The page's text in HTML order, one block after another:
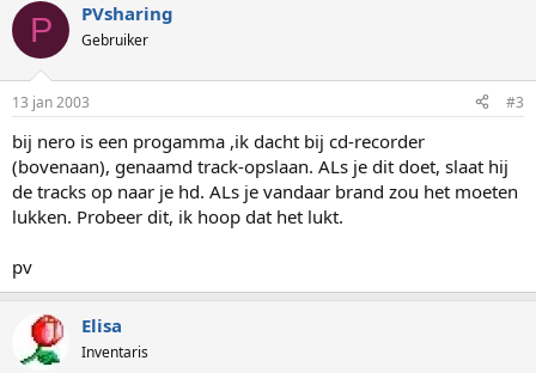
P PVsharing
Gebruiker
13 jan 2003 #3
bij nero is een progamma ,ik dacht bij cd-recorder
(bovenaan), genaamd track-opslaan. ALs je dit doet, slaat hij
de tracks op naar je hd. ALs je vandaar brand zou het moeten
lukken. Probeer dit, ik hoop dat het lukt.
pv
Elisa
Inventaris